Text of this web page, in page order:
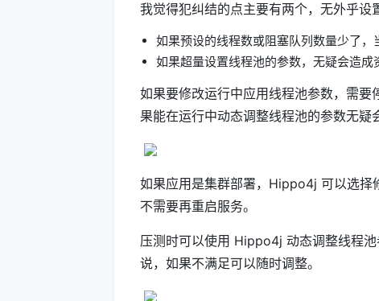
我觉得犯纠结的点主要有两个，无外乎设
如果预设的线程数或阻塞队列数量少了，
如果超量设置线程池的参数，无疑会造成
如果要修改运行中应用线程池参数，需
果能在运行中动态调整线程池的参数无疑
如果应用是集群部署，Hippo4j 可以选择
不需要再重启服务。
压测时可以使用 Hippo4j 动态调整线程
说，如果不满足可以随时调整。